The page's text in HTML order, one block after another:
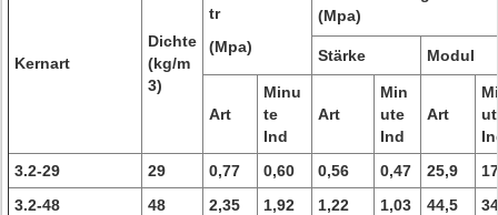
Kernart
Dichte
(kg/m
3)
tr
(Mpa)
(Mpa)
Stärke Modul
Art
Minu
te
Ind
Art
Min
ute
Ind
Art
3.2-29
29 0,77 0,60 0,56 0,47 25,9
3.2-48
48 2,35 1,92 1,22 1,03 44,5